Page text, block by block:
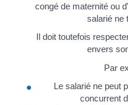
congé de maternité ou
salarié ne
Il doit toutefois
envers
Par
Le salarié ne peut
concurrent